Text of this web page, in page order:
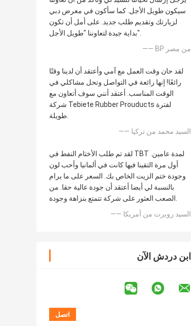
سيكون طويل الأجل. كما سأكون في معرض دبي
لزيارتك وتقديم طلب جديد. على أمل أن تكون
بداية جيدة لتعاوننا "طويل الأجل".
—— BP من مصر
لقد حان وقت العمل مع آمي وأعتقد أن لدينا وقتًا
رائعًا! إنها رائعة في التواصل وتحل مشاكلي في
الوقت المناسب. أعتقد أنني سوف أتعاون مع
شركة Tebiete Rubber Prouducts لفترة
طويلة.
—— السيد محمد من تركيا
لقد تم طلب الأختام النفط في TBT لمدة عامين.
أول مرة التقينا فيها كانت في ألمانيا وأحب لون
وجودة ختم الزيت الخاص بك. السعر على ما يرام
بالنسبة لي أيضا أعتقد أن جودة عالية حقا. من
الصعب العثور على شركة تتمتع بنزاهة وجودة.
—— السيد روبرت من أمريكا
ابن دردش الآن